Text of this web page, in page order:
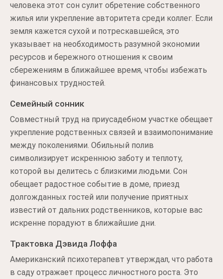
человека этот сон сулит обретение собственного
жилья или укрепление авторитета среди коллег. Если
земля кажется сухой и потрескавшейся, это
указывает на необходимость разумной экономии
ресурсов и бережного отношения к своим
сбережениям в ближайшее время, чтобы избежать
финансовых трудностей.
Семейный сонник
Совместный труд на приусадебном участке обещает
укрепление родственных связей и взаимопонимание
между поколениями. Обильный полив
символизирует искреннюю заботу и теплоту,
которой вы делитесь с близкими людьми. Сон
обещает радостное событие в доме, приезд
долгожданных гостей или получение приятных
известий от дальних родственников, которые вас
искренне порадуют в ближайшие дни.
Трактовка Дэвида Лоффа
Американский психотерапевт утверждал, что работа
в саду отражает процесс личностного роста. Это